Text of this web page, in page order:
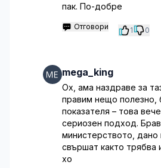
пак. По-добре
Отговори 1 0
mega_king
Ох, ама наздраве за
правим нещо полезно,
показателя – това
сериозен подход.
министерството, дано
свършат както трябва
хо